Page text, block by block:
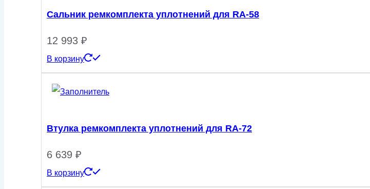
Сальник ремкомплекта уплотнений для RA-58
12 993 ₽
В корзину
Втулка ремкомплекта уплотнений для RA-72
6 639 ₽
В корзину